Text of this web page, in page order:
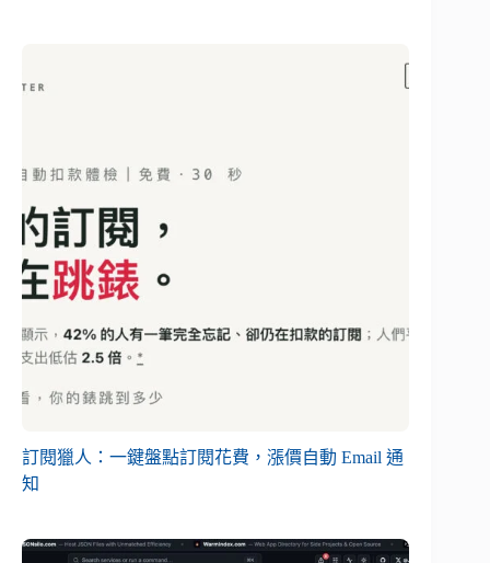
訂閱獵人：一鍵盤點訂閱花費，漲價自動 Email 通
知